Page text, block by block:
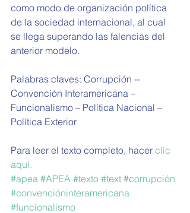
como modo de organización política
de la sociedad internacional, al cual
se llega superando las falencias del
anterior modelo.
Palabras claves: Corrupción --
Convención Interamericana –
Funcionalismo – Política Nacional –
Política Exterior
Para leer el texto completo, hacer clic
aquí.
#apea #APEA #texto #text #corrupción
#convencióninteramericana
#funcionalismo